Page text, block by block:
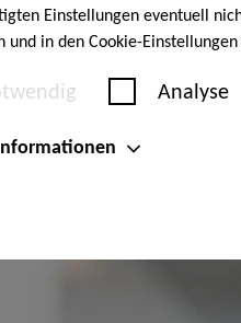
Einstellungen eventuell
und in den Cookie-
Analyse
Informationen